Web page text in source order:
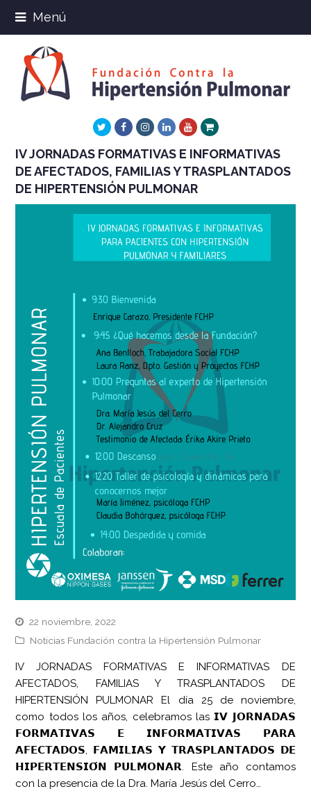
Menú
TwitterFacebookInstagram
LinkedInYoutube
Xing
IV JORNADAS FORMATIVAS E INFORMATIVAS
DE AFECTADOS, FAMILIAS Y TRASPLANTADOS
DE HIPERTENSIÓN PULMONAR
22 noviembre, 2022
Noticias Fundación contra la Hipertensión Pulmonar
IV JORNADAS FORMATIVAS E INFORMATIVAS DE
AFECTADOS, FAMILIAS Y TRASPLANTADOS DE
HIPERTENSIÓN PULMONAR El día 25 de noviembre,
como todos los años, celebramos las 𝗜𝗩 𝗝𝗢𝗥𝗡𝗔𝗗𝗔𝗦
𝗙𝗢𝗥𝗠𝗔𝗧𝗜𝗩𝗔𝗦 𝗘 𝗜𝗡𝗙𝗢𝗥𝗠𝗔𝗧𝗜𝗩𝗔𝗦 𝗣𝗔𝗥𝗔
𝗔𝗙𝗘𝗖𝗧𝗔𝗗𝗢𝗦, 𝗙𝗔𝗠𝗜𝗟𝗜𝗔𝗦 𝗬 𝗧𝗥𝗔𝗦𝗣𝗟𝗔𝗡𝗧𝗔𝗗𝗢𝗦 𝗗𝗘
𝗛𝗜𝗣𝗘𝗥𝗧𝗘𝗡𝗦𝗜𝗢́𝗡 𝗣𝗨𝗟𝗠𝗢𝗡𝗔𝗥. Este año contamos
con la presencia de la Dra. María Jesús del Cerro…